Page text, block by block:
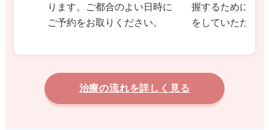
ります。ご都合のよい日時に
ご予約をお取りください。
握するために問
をしていただき
治療の流れを詳しく見る